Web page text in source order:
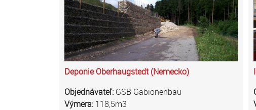
Deponie Oberhaugstedt (Nemecko)
Objednávateľ: GSB Gabionenbau
Výmera: 118,5m3